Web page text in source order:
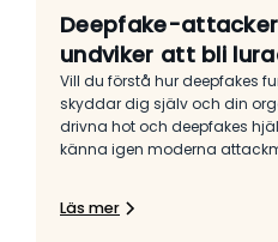
Deepfake-
undviker att bli
Vill du förstå hur deepfakes
skyddar dig själv och din
drivna hot och deepfakes
känna igen moderna
Läs mer